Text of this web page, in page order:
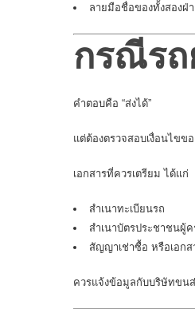
ลายมือชื่อของทั้งสองฝ่
กรณีรถ
คำตอบคือ “ส่งได้”
แต่ต้องตรวจสอบเงื่อนไขข
เอกสารที่ควรเตรียม ได้แก่
สำเนาทะเบียนรถ
สำเนาบัตรประชาชนผู้
สัญญาเช่าซื้อ หรือเอก
ควรแจ้งข้อมูลกับบริษัทขน